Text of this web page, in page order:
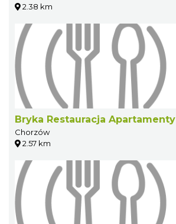
2.38 km
Bryka Restauracja Apartamenty
Chorzów
2.57 km